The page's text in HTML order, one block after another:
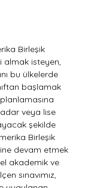
Birleşik
almak isteyen,
bu ülkelerde
başlamak
veya lise
şekilde
Birleşik
devam etmek
akademik ve
sınavımız,